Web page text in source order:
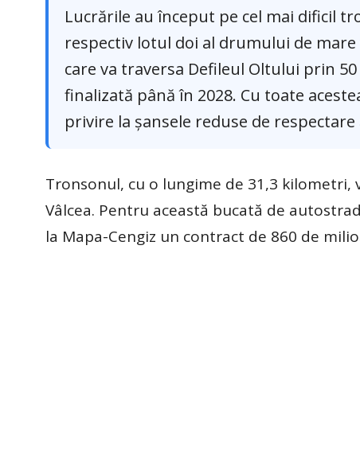
Lucrările au început pe cel mai dificil
respectiv lotul doi al drumului de mare
care va traversa Defileul Oltului prin
finalizată până în 2028. Cu toate
privire la șansele reduse de
Tronsonul, cu o lungime de 31,3
Vâlcea. Pentru această bucată de
la Mapa-Cengiz un contract de 860 de